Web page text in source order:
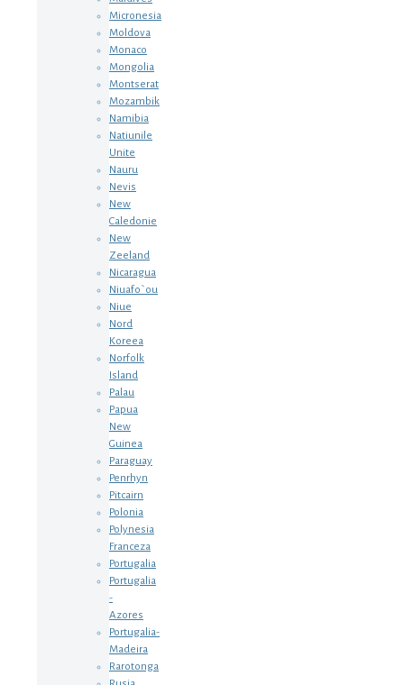
Micronesia
Moldova
Monaco
Mongolia
Montserat
Mozambik
Namibia
Natiunile
Unite
Nauru
Nevis
New
Caledonie
New
Zeeland
Nicaragua
Niuafo`ou
Niue
Nord
Koreea
Norfolk
Island
Palau
Papua
New
Guinea
Paraguay
Penrhyn
Pitcairn
Polonia
Polynesia
Franceza
Portugalia
Portugalia
-
Azores
Portugalia-
Madeira
Rarotonga